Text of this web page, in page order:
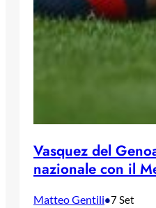
Vasquez del
nazionale con il
Matteo Gentili•7 Set